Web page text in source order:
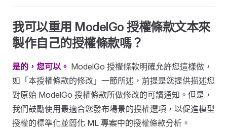
我可以重用 ModelGo 授權條款文本來
製作自己的授權條款嗎？
是的，您可以。 ModelGo 授權條款明確允許您這樣做，
如「本授權條款的修改」一節所述，前提是您提供描述您
對原始 ModelGo 授權條款所做修改的可讀通知。但是，
我們鼓勵使用最適合您發布場景的授權選項，以促進模型
授權的標準化並簡化 ML 專案中的授權條款分析。